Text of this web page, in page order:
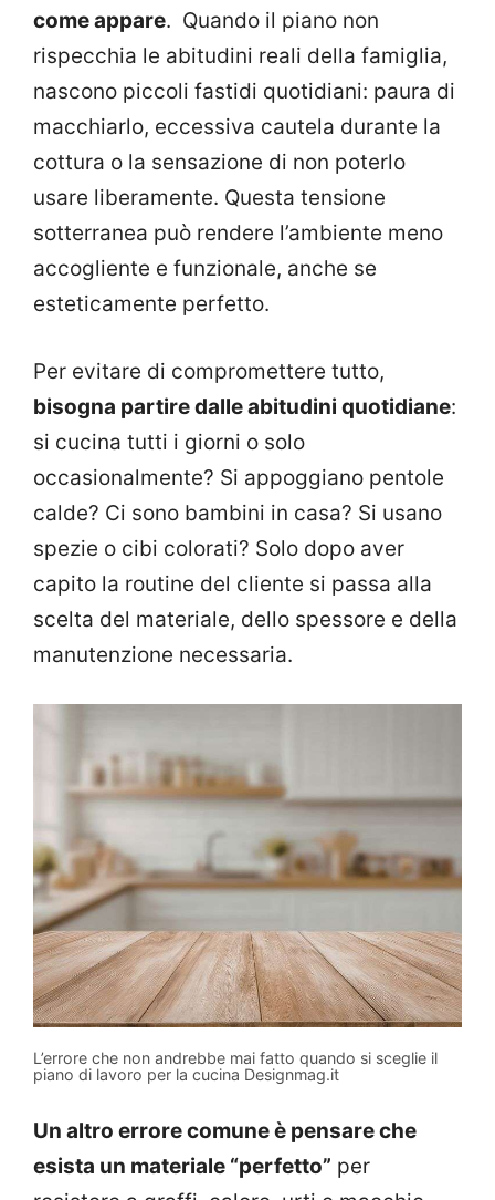
come appare. Quando il piano non
rispecchia le abitudini reali della famiglia,
nascono piccoli fastidi quotidiani: paura di
macchiarlo, eccessiva cautela durante la
cottura o la sensazione di non poterlo
usare liberamente. Questa tensione
sotterranea può rendere l’ambiente meno
accogliente e funzionale, anche se
esteticamente perfetto.
Per evitare di compromettere tutto,
bisogna partire dalle abitudini quotidiane:
si cucina tutti i giorni o solo
occasionalmente? Si appoggiano pentole
calde? Ci sono bambini in casa? Si usano
spezie o cibi colorati? Solo dopo aver
capito la routine del cliente si passa alla
scelta del materiale, dello spessore e della
manutenzione necessaria.
L’errore che non andrebbe mai fatto quando si sceglie il
piano di lavoro per la cucina Designmag.it
Un altro errore comune è pensare che
esista un materiale “perfetto” per